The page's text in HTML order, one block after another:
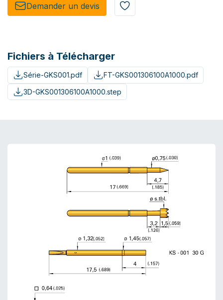
Demander un de​​vis​​
Fichiers à Télécharger
Série-GKS001.pdf
FT-GKS001306100A1000.pdf
3D-GKS001306100A1000.step